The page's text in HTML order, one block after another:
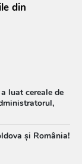
din
luat cereale de
și România!